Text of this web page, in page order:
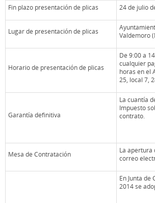
Fin plazo presentación de plicas 24 de julio
Lugar de presentación de plicas
Valdemoro
Horario de presentación de plicas
De 9:00 a
cualquier
horas en el
25, local 7,
Garantía definitiva
La cuantía
Impuesto
contrato.
Mesa de Contratación
La apertura
correo
En Junta
2014 se